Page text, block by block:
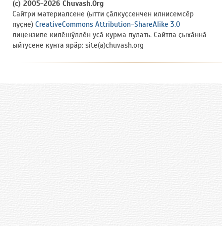
(c) 2005-2026 Chuvash.Org
Сайтри материалсене (ытти ҫӑлкуҫсенчен илнисемсӗр
пуҫне) CreativeCommons Attribution-ShareAlike 3.0
лицензипе килӗшӳллӗн усӑ курма пулать. Сайтпа ҫыхӑннӑ
ыйтусене кунта ярӑр: site(a)chuvash.org